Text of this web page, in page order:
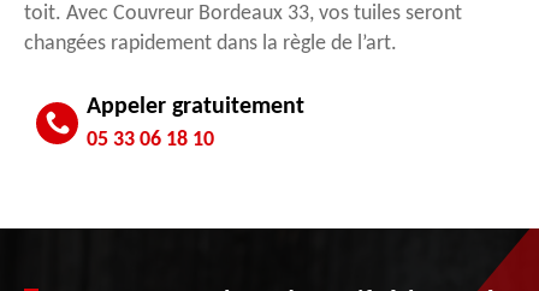
toit. Avec Couvreur Bordeaux 33, vos tuiles seront
changées rapidement dans la règle de l’art.
Appeler gratuitement
05 33 06 18 10